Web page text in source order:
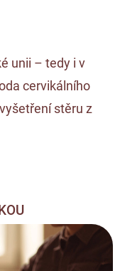
unii – tedy i v
cervikálního
stěru z